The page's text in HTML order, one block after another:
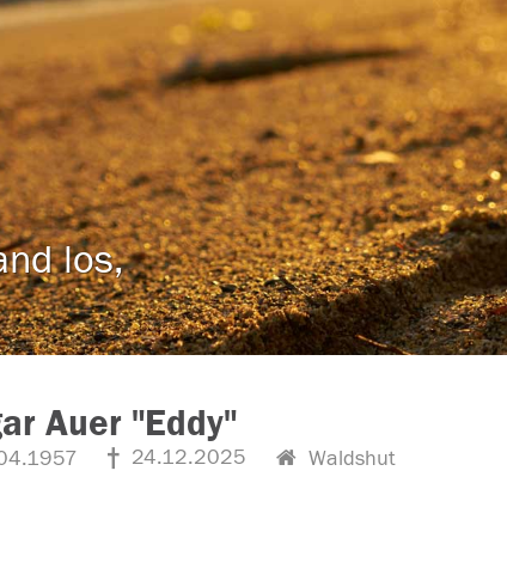
los,
Auer "Eddy"
24.12.2025 Waldshut